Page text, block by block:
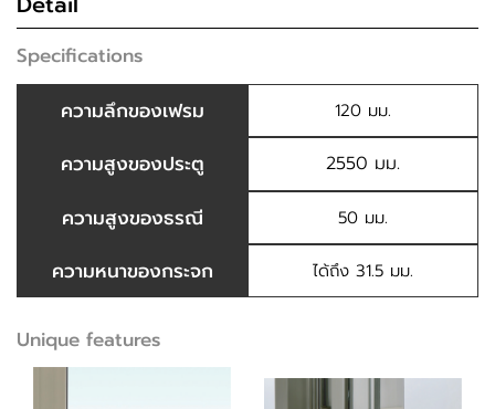
Specifications
ความลึกของเฟรม
120 มม.
ความสูงของประตู 2550 มม.
ความสูงของธรณี 50 มม.
ความหนาของกระจก ได้ถึง 31.5 มม.
Unique features